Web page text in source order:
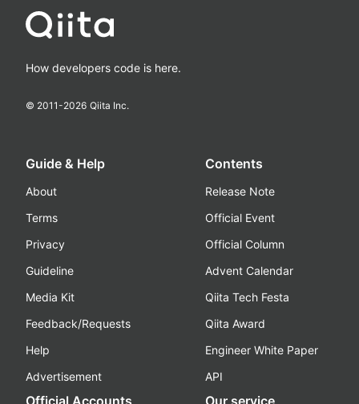
How developers code is here.
© 2011-2026 Qiita Inc.
Guide & Help
About
Terms
Privacy
Guideline
Media Kit
Feedback/Requests
Help
Advertisement
Contents
Release Note
Official Event
Official Column
Advent Calendar
Qiita Tech Festa
Qiita Award
Engineer White Paper
API
Official Accounts Our service